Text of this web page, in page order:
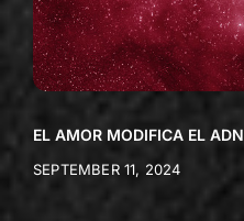
EL AMOR MODIFICA EL ADN
SEPTEMBER 11, 2024